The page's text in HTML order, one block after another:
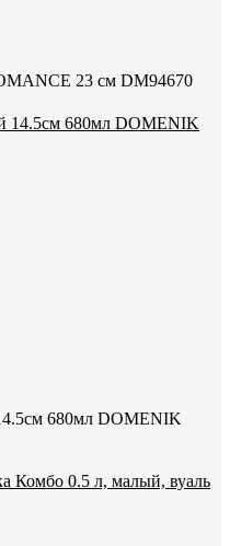
23 см DM94670
680мл DOMENIK